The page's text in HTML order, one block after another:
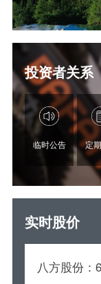
投资者关系
临时公告 定
实时股价
八方股份：